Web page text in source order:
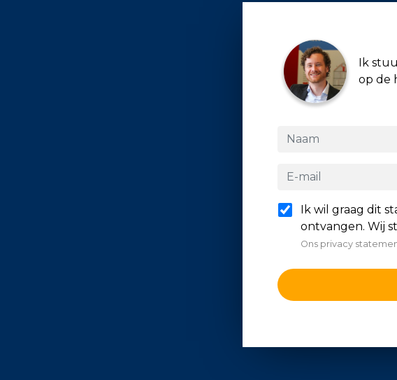
Ik
op de
Ik wil graag dit
ontvangen. Wij
Ons privacy